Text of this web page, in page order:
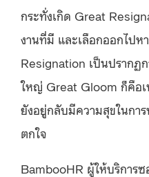
กระทั่งเกิด Great
งานที่มี และเลือกออกไปห
Resignation เป็นปรากฏ
ใหญ่ Great Gloom ก็คือ
ยังอยู่กลับมีความสุขในกา
ตกใจ
BambooHR ผู้ให้บริการ